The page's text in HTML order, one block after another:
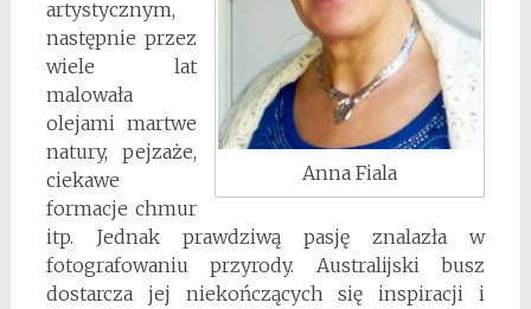
Anna Fiala
artystycznym,
następnie przez
wiele lat
malowała
olejami martwe
natury, pejzaże,
ciekawe
formacje chmur
itp. Jednak prawdziwą pasję znalazła w
fotografowaniu przyrody. Australijski busz
dostarcza jej niekończących się inspiracji i